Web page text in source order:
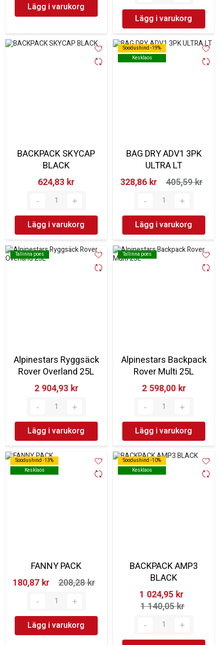
Lägg i varukorg
Lägg i varukorg
BACKPACK SKYCAP
BLACK
624,83 kr‎
Lägg i varukorg
Soodushind -19%
Kesklaos
Soodushind -19%
Kesklaos
BAG DRY ADV1 3PK
ULTRA LT
328,86 kr‎
405,59 kr‎
Lägg i varukorg
Tallinna poes
Tallinna poes
Alpinestars Ryggsäck
Rover Overland 25L
2 904,93 kr‎
Lägg i varukorg
Tallinna poes
Tallinna poes
Alpinestars Backpack
Rover Multi 25L
2 598,00 kr‎
Lägg i varukorg
Soodushind -13%
Kesklaos
Soodushind -13%
Kesklaos
FANNY PACK
180,87 kr‎
208,28 kr‎
Lägg i varukorg
Soodushind -10%
Kesklaos
Soodushind -10%
Kesklaos
BACKPACK AMP3
BLACK
1 024,95 kr‎
1 140,05 kr‎